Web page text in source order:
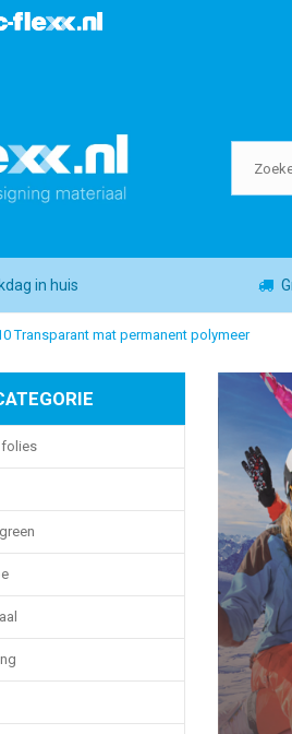
in huis
Transparant mat permanent polymeer
folies